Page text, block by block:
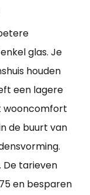
glas. Je
houden
een lagere
wooncomfort
de buurt van
De tarieven
en besparen